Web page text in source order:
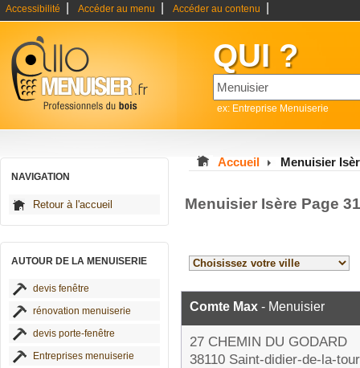
Accessibilité Accéder au menu Accéder au contenu
QUI ?
ex: Entreprise Menuiserie
NAVIGATION
Retour à l'accueil
AUTOUR DE LA MENUISERIE
devis fenêtre
rénovation menuiserie
devis porte-fenêtre
Entreprises menuiserie
Accueil Menuisier
Menuisier Isère Page 31
Comte Max - Menuisier
27 CHEMIN DU GODARD
38110 Saint-didier-de-la-tour